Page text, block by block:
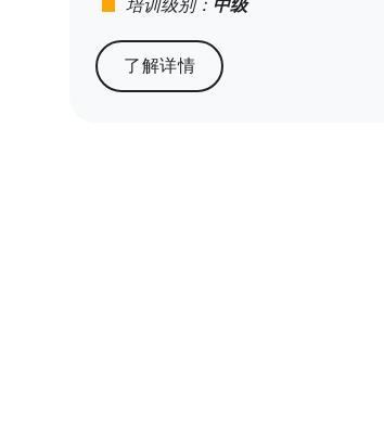
stop 培训级别： 中级
了解详情